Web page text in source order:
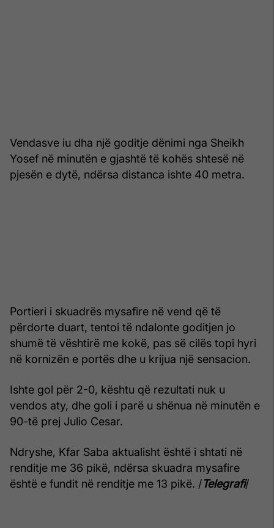
Vendasve iu dha një goditje dënimi nga Sheikh
Yosef në minutën e gjashtë të kohës shtesë në
pjesën e dytë, ndërsa distanca ishte 40 metra.
Portieri i skuadrës mysafire në vend që të
përdorte duart, tentoi të ndalonte goditjen jo
shumë të vështirë me kokë, pas së cilës topi hyri
në kornizën e portës dhe u krijua një sensacion.
Ishte gol për 2-0, kështu që rezultati nuk u
vendos aty, dhe goli i parë u shënua në minutën e
90-të prej Julio Cesar.
Ndryshe, Kfar Saba aktualisht është i shtati në
renditje me 36 pikë, ndërsa skuadra mysafire
është e fundit në renditje me 13 pikë. /Telegrafi/